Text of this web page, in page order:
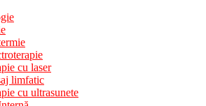
cu laser
limfatic
cu ultrasunete